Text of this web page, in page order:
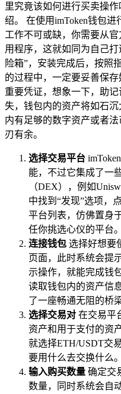
里究竟该如何进行买卖操
绍。 在使用imToken钱包
工作不可或缺，你需要从
用程序，这就如同为自己
险箱”，安装完成后，按照
的过程中，一定要妥善保
重要凭证，想象一下，助
失，钱包内的资产将如石
内有足够的数字资产或者
刃有余。
选择交易平台
能，不过它集成了一
（DEX），例如
中找到“发现”选项，
平台列表，仿佛置身
任你挑选心仪的平台。
连接钱包 选择好想要
页面，此时系统会提
示操作，就能完成钱
读取钱包内的资产信
了一座畅通无阻的桥梁
选择交易对 在交易平
资产和用于支付的资
就选择ETH/USDT交
要用什么去交换什么。
输入购买数量 确定交
数量，同时系统会自